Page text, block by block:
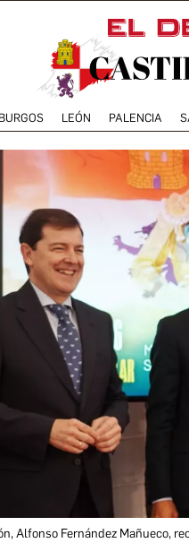
BURGOS LEÓN PALENCIA
Alfonso Fernández Mañueco,